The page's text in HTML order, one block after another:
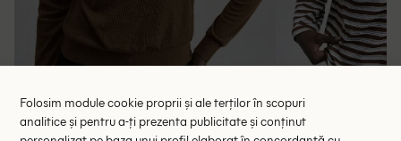
Folosim module cookie proprii și ale terților în scopuri
analitice și pentru a-ți prezenta publicitate și conținut